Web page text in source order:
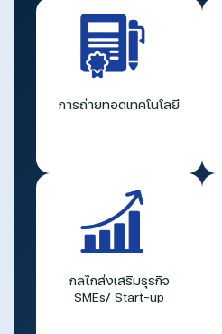
การถ่ายทอดเทคโนโลยี
กลไกส่งเสริมธุรกิจ
SMEs/ Start-up